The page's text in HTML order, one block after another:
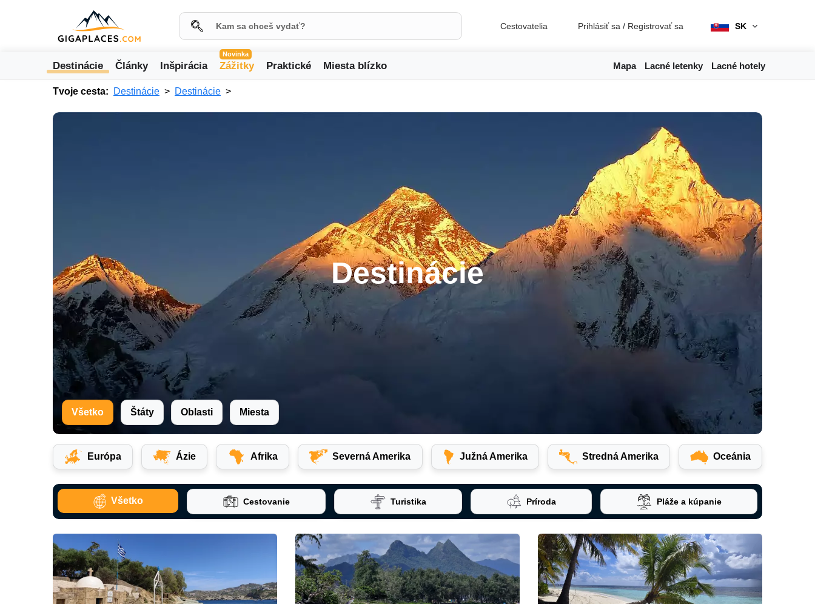
Cestovatelia Prihlásiť sa / Registrovať sa SK
Destinácie Články Inšpirácia
Novinka
Zážitky Praktické Miesta blízko Mapa Lacné letenky Lacné hotely
Tvoje cesta: Destinácie Destinácie
Destinácie
Všetko Štáty Oblasti Miesta
Európa Ázie Afrika Severná Amerika Južná Amerika Stredná Amerika Oceánia
Všetko Cestovanie Turistika Príroda Pláže a kúpanie